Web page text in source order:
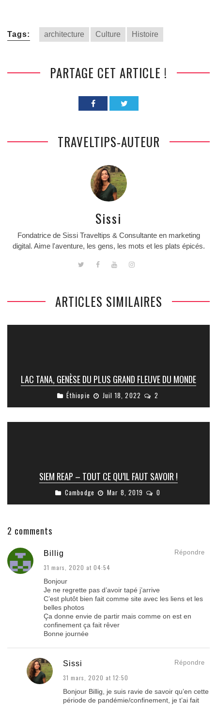
Tags: architecture Culture Histoire
PARTAGE CET ARTICLE !
TRAVELTIPS-AUTEUR
Sissi
Fondatrice de Sissi Traveltips & Consultante en marketing
digital. Aime l'aventure, les gens, les mots et les plats épicés.
ARTICLES SIMILAIRES
LAC TANA, GENÈSE DU PLUS GRAND FLEUVE DU MONDE
Éthiopie Juil 18, 2022 2
SIEM REAP – TOUT CE QU’IL FAUT SAVOIR !
Cambodge Mar 8, 2019 0
2 comments
Billig
31 mars, 2020 at 04:54
Répondre
Bonjour
Je ne regrette pas d’avoir tapé j’arrive
C’est plutôt bien fait comme site avec les liens et les
belles photos
Ça donne envie de partir mais comme on est en
confinement ça fait rêver
Bonne journée
Sissi
31 mars, 2020 at 12:50
Répondre
Bonjour Billig, je suis ravie de savoir qu’en cette
période de pandémie/confinement, je t’ai fait